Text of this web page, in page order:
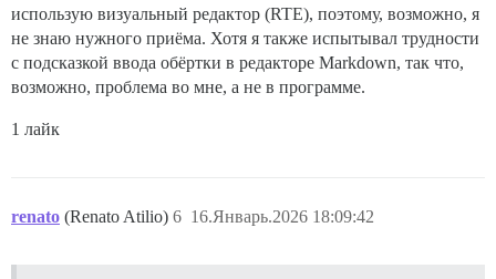
использую визуальный редактор (RTE), поэтому, возможно, я
не знаю нужного приёма. Хотя я также испытывал трудности
с подсказкой ввода обёртки в редакторе Markdown, так что,
возможно, проблема во мне, а не в программе.
1 лайк
renato (Renato Atilio) 16.Январь.2026 18:09:42
6